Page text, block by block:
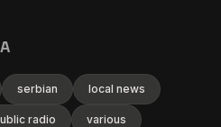
serbian local news
radio various